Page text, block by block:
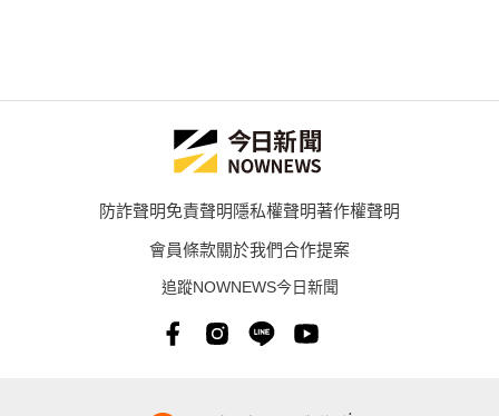
防詐聲明免責聲明隱私權聲明著作權聲明
會員條款關於我們合作提案
追蹤NOWNEWS今日新聞